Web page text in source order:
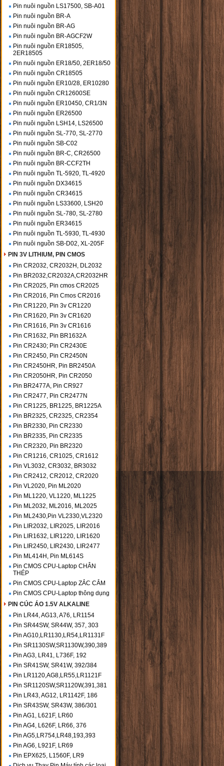
Pin nuôi nguồn LS17500, SB-A01
Pin nuôi nguồn BR-A
Pin nuôi nguồn BR-AG
Pin nuôi nguồn BR-AGCF2W
Pin nuôi nguồn ER18505,
2ER18505
Pin nuôi nguồn ER18/50, 2ER18/50
Pin nuôi nguồn CR18505
Pin nuôi nguồn ER10/28, ER10280
Pin nuôi nguồn CR12600SE
Pin nuôi nguồn ER10450, CR1/3N
Pin nuôi nguồn ER26500
Pin nuôi nguồn LSH14, LS26500
Pin nuôi nguồn SL-770, SL-2770
Pin nuôi nguồn SB-C02
Pin nuôi nguồn BR-C, CR26500
Pin nuôi nguồn BR-CCF2TH
Pin nuôi nguồn TL-5920, TL-4920
Pin nuôi nguồn DX34615
Pin nuôi nguồn CR34615
Pin nuôi nguồn LS33600, LSH20
Pin nuôi nguồn SL-780, SL-2780
Pin nuôi nguồn ER34615
Pin nuôi nguồn TL-5930, TL-4930
Pin nuôi nguồn SB-D02, XL-205F
PIN 3V LITHIUM, PIN CMOS
Pin CR2032, CR2032H, DL2032
Pin BR2032,CR2032A,CR2032HR
Pin CR2025, Pin cmos CR2025
Pin CR2016, Pin Cmos CR2016
Pin CR1220, Pin 3v CR1220
Pin CR1620, Pin 3v CR1620
Pin CR1616, Pin 3v CR1616
Pin CR1632, Pin BR1632A
Pin CR2430; Pin CR2430E
Pin CR2450, Pin CR2450N
Pin CR2450HR, Pin BR2450A
Pin CR2050HR, Pin CR2050
Pin BR2477A, Pin CR927
Pin CR2477, Pin CR2477N
Pin CR1225, BR1225, BR1225A
Pin BR2325, CR2325, CR2354
Pin BR2330, Pin CR2330
Pin BR2335, Pin CR2335
Pin CR2320, Pin BR2320
Pin CR1216, CR1025, CR1612
Pin VL3032, CR3032, BR3032
Pin CR2412, CR2012, CR2020
Pin VL2020, Pin ML2020
Pin ML1220, VL1220, ML1225
Pin ML2032, ML2016, ML2025
Pin ML2430,Pin VL2330,VL2320
Pin LIR2032, LIR2025, LIR2016
Pin LIR1632, LIR1220, LIR1620
Pin LIR2450, LIR2430, LIR2477
Pin ML414H, Pin ML614S
Pin CMOS CPU-Laptop CHÂN
THÉP
Pin CMOS CPU-Laptop ZẮC CẮM
Pin CMOS CPU-Laptop thông dụng
PIN CÚC ÁO 1.5V ALKALINE
Pin LR44, AG13, A76, LR1154
Pin SR44SW, SR44W, 357, 303
Pin AG10,LR1130,LR54,LR1131F
Pin SR1130SW,SR1130W,390,389
Pin AG3, LR41, L736F, 192
Pin SR41SW, SR41W, 392/384
Pin LR1120,AG8,LR55,LR1121F
Pin SR1120SW,SR1120W,391,381
Pin LR43, AG12, LR1142F, 186
Pin SR43SW, SR43W, 386/301
Pin AG1, L621F, LR60
Pin AG4, L626F, LR66, 376
Pin AG5,LR754,LR48,193,393
Pin AG6, L921F, LR69
Pin EPX625, L1560F, LR9